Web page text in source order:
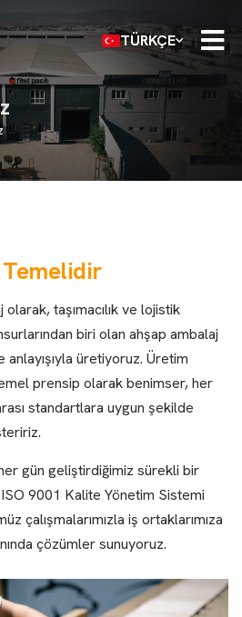
TÜRKÇE
taşımacılık ve lojistik
biri olan ahşap ambalaj
üretiyoruz. Üretim
prensip olarak benimser, her
standartlara uygun şekilde
gün geliştirdiğimiz sürekli bir
9001 Kalite Yönetim Sistemi
çalışmalarımızla iş ortaklarımıza
çözümler sunuyoruz.